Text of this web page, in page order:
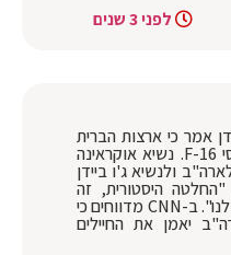
לפני 3 שנים
אמר כי ארצות הברית
תספק לאוקראינה מטוסי F-16. נשיא אוקראינה
ולנשיא ג'ו ביידן
היסטורית, זה
ישפר מאוד את הצבא שלנו". ב-CNN מדווחים כי
יאמן את החיילים